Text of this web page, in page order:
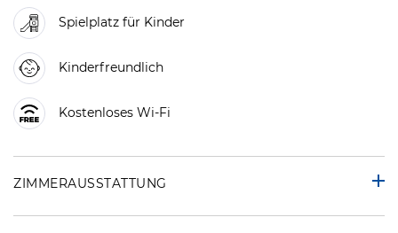
Spielplatz für Kinder
Kinderfreundlich
Kostenloses Wi-Fi
ZIMMERAUSSTATTUNG